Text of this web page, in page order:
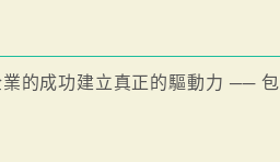
的成功建立真正的驅動力 ── 包